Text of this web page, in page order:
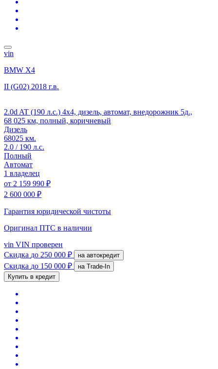
vin
BMW X4
II (G02) 2018 г.в.
2.0d AT (190 л.с.) 4x4, дизель, автомат, внедорожник 5д.,
68 025 км, полный, коричневый
Дизель
68025 км.
2.0 / 190 л.с.
Полный
Автомат
1 владелец
от 2 159 990 ₽
2 600 000 ₽
Гарантия юридической чистоты
Оригинал ПТС в наличии
vin VIN проверен
Скидка до 250 000 ₽ на автокредит
Скидка до 150 000 ₽
на Trade-In
Купить в кредит